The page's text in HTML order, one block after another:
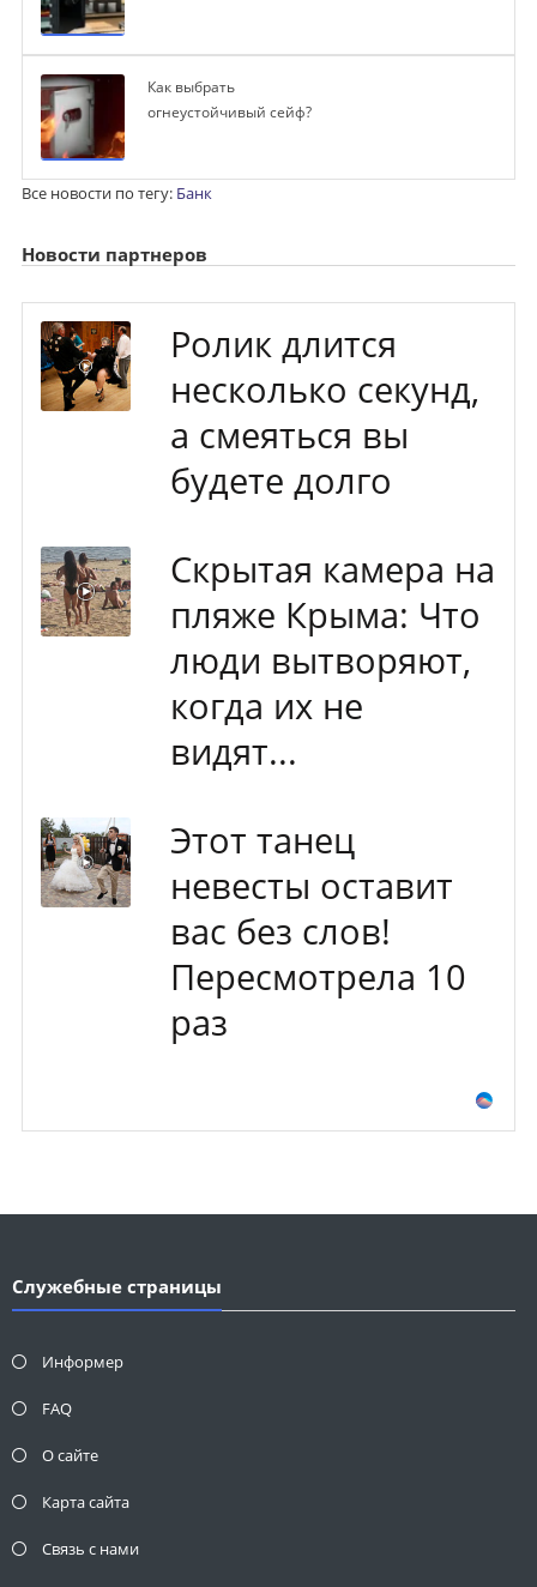
Как выбрать
огнеустойчивый сейф?
Все новости по тегу: Банк
Новости партнеров
Ролик длится
несколько секунд,
а смеяться вы
будете долго
Скрытая камера на
пляже Крыма: Что
люди вытворяют,
когда их не
видят...
Этот танец
невесты оставит
вас без слов!
Пересмотрела 10
раз
Служебные страницы
Информер
FAQ
О сайте
Карта сайта
Связь с нами